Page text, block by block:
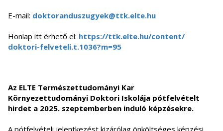
E-mail: doktoranduszugyek@ttk.elte.hu
Honlap itt érhető el: https://ttk.elte.hu/content/
doktori-felveteli.t.1036?m=95
Az ELTE Természettudományi Kar
Környezettudományi Doktori Iskolája pótfelvételt
hirdet a 2025. szeptemberben induló képzésekre.
A pótfelvételi jelentkezést kizárólag önköltséges képzési